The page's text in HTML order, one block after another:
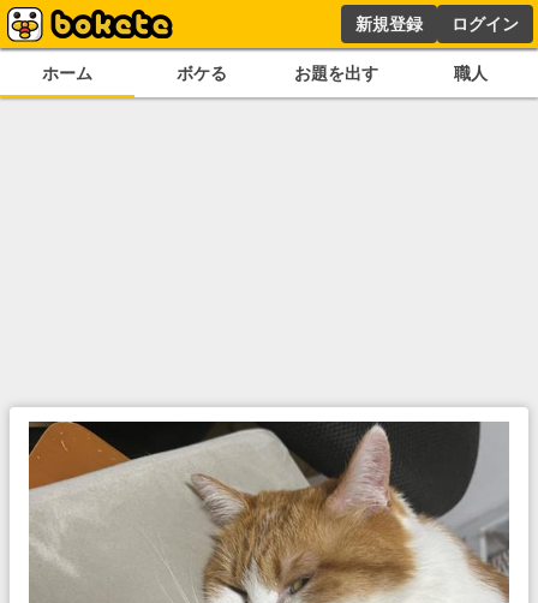
新規登録 ログイン
ホーム ボケる お題を出す 職人